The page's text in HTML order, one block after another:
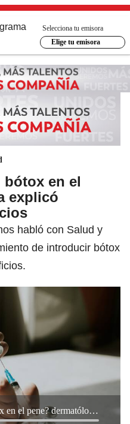
Selecciona tu emisora
Elige tu emisora
bótox en el
explicó
habló con Salud y
de introducir bótox
¿Qué usos tiene el bótox en el pene? dermatóloga explicó funciones y beneficios